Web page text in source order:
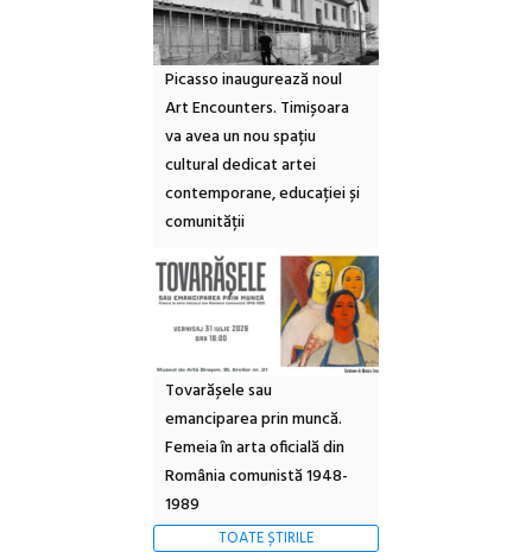
Picasso inaugurează noul
Art Encounters. Timișoara
va avea un nou spațiu
cultural dedicat artei
contemporane, educației și
comunității
Tovarășele sau
emanciparea prin muncă.
Femeia în arta oficială din
România comunistă 1948-
1989
TOATE ȘTIRILE